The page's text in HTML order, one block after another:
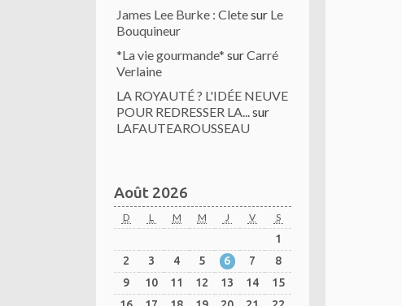
James Lee Burke : Cletesur Le
Bouquineur
*La vie gourmande* surCarré
Verlaine
LA ROYAUTÉ ? L'IDÉE NEUVE
POUR REDRESSER LA...sur
LAFAUTEAROUSSEAU
Août 2026
D L M M J V S
1
2
3 4 5 6 7
8
9
10 11 12 13 14
15